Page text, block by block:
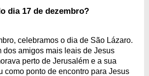
dia 17 de dezembro?
celebramos o dia de São Lázaro.
dos amigos mais leais de Jesus
perto de Jerusalém e a sua
como ponto de encontro para Jesus